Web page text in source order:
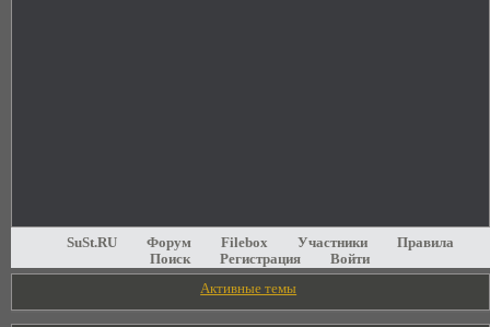
SuSt.RU Форум Filebox Участники
Правила
Поиск
Регистрация
Войти
Активные темы